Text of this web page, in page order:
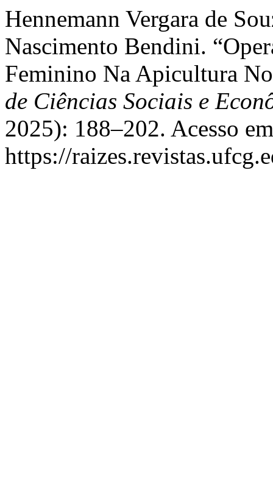
Hennemann Vergara de
Nascimento Bendini.
Feminino Na Apicultura
de Ciências Sociais e
2025): 188–202. Acesso
https://